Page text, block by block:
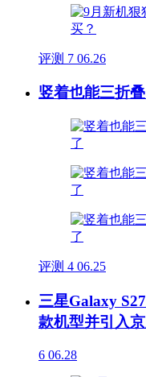
评测 7 06.26
竖着也能三折
评测 4 06.25
三星Galaxy
款机型并引入
6 06.28